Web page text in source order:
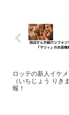
ロッテの新人イケ
（いちじょう りき
報！